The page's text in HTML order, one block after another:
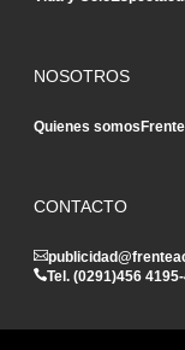
NOSOTROS
Quienes somos
CONTACTO
Tel. (0291)456 4195-